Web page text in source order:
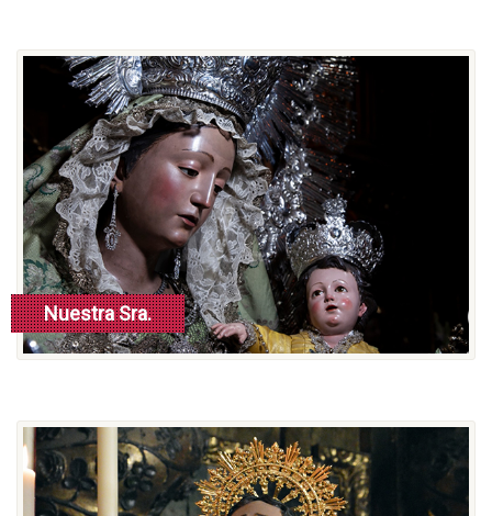
Nuestra Sra.
del Rosario